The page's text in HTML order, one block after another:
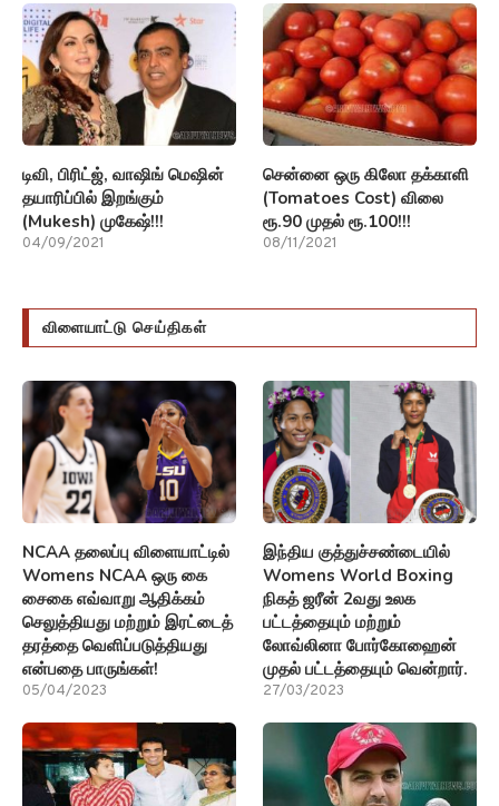
டிவி, பிரிட்ஜ், வாஷிங் மெஷின்
தயாரிப்பில் இறங்கும்
(Mukesh) முகேஷ்!!!
04/09/2021
சென்னை ஒரு கிலோ தக்காளி
(Tomatoes Cost) விலை
ரூ.90 முதல் ரூ.100!!!
08/11/2021
விளையாட்டு செய்திகள்
NCAA தலைப்பு விளையாட்டில்
Womens NCAA ஒரு கை
சைகை எவ்வாறு ஆதிக்கம்
செலுத்தியது மற்றும் இரட்டைத்
தரத்தை வெளிப்படுத்தியது
என்பதை பாருங்கள்!
05/04/2023
இந்திய குத்துச்சண்டையில்
Womens World Boxing
நிகத் ஜரீன் 2வது உலக
பட்டத்தையும் மற்றும்
லோவ்லினா போர்கோஹைன்
முதல் பட்டத்தையும் வென்றார்.
27/03/2023